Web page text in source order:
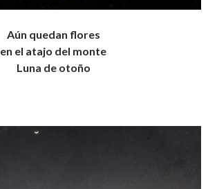
Aún quedan flores
en el atajo del monte
Luna de otoño